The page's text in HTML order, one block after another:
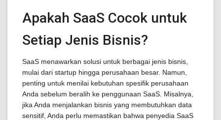
Apakah SaaS Cocok untuk
Setiap Jenis Bisnis?
SaaS menawarkan solusi untuk berbagai jenis bisnis,
mulai dari startup hingga perusahaan besar. Namun,
penting untuk menilai kebutuhan spesifik perusahaan
Anda sebelum beralih ke penggunaan SaaS. Misalnya,
jika Anda menjalankan bisnis yang membutuhkan data
sensitif, Anda perlu memastikan bahwa penyedia SaaS